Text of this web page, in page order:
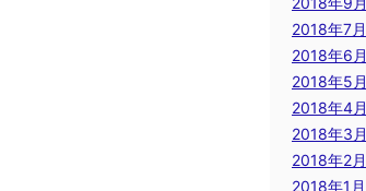
2018年7月
2018年6月
2018年5月
2018年4月
2018年3月
2018年2月
2018年1月